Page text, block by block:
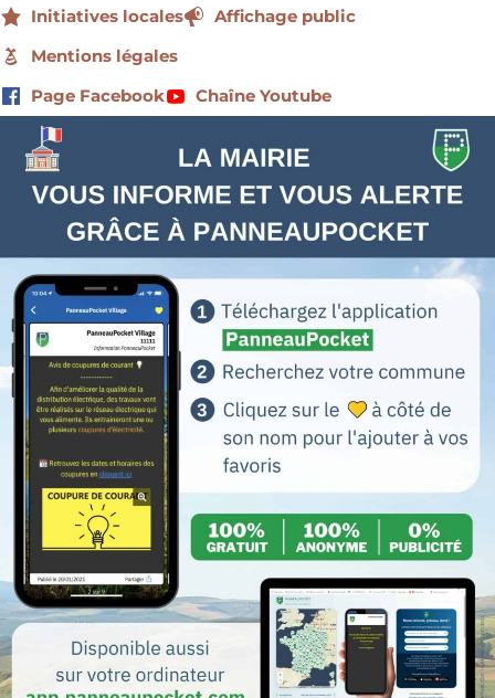
Initiatives locales
Affichage public
Mentions légales
Page Facebook
Chaîne Youtube